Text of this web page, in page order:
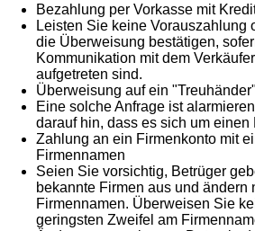
Bezahlung per Vorkasse mit
Leisten Sie keine Vorauszahlung
die Überweisung bestätigen,
Kommunikation mit dem
aufgetreten sind.
Überweisung auf ein
Eine solche Anfrage ist
darauf hin, dass es sich um einen
Zahlung an ein Firmenkonto mit
Firmennamen
Seien Sie vorsichtig, Betrüger
bekannte Firmen aus und ändern
Firmennamen. Überweisen Sie
geringsten Zweifel am